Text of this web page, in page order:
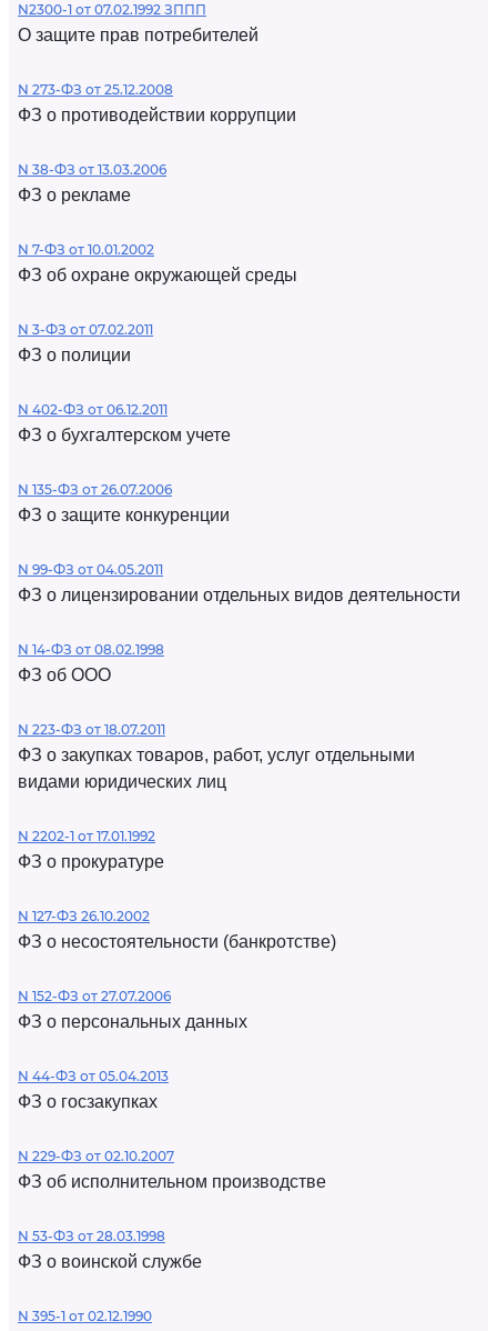
N2300-1 от 07.02.1992 ЗППП
О защите прав потребителей
N 273-ФЗ от 25.12.2008
ФЗ о противодействии коррупции
N 38-ФЗ от 13.03.2006
ФЗ о рекламе
N 7-ФЗ от 10.01.2002
ФЗ об охране окружающей среды
N 3-ФЗ от 07.02.2011
ФЗ о полиции
N 402-ФЗ от 06.12.2011
ФЗ о бухгалтерском учете
N 135-ФЗ от 26.07.2006
ФЗ о защите конкуренции
N 99-ФЗ от 04.05.2011
ФЗ о лицензировании отдельных видов деятельности
N 14-ФЗ от 08.02.1998
ФЗ об ООО
N 223-ФЗ от 18.07.2011
ФЗ о закупках товаров, работ, услуг отдельными
видами юридических лиц
N 2202-1 от 17.01.1992
ФЗ о прокуратуре
N 127-ФЗ 26.10.2002
ФЗ о несостоятельности (банкротстве)
N 152-ФЗ от 27.07.2006
ФЗ о персональных данных
N 44-ФЗ от 05.04.2013
ФЗ о госзакупках
N 229-ФЗ от 02.10.2007
ФЗ об исполнительном производстве
N 53-ФЗ от 28.03.1998
ФЗ о воинской службе
N 395-1 от 02.12.1990